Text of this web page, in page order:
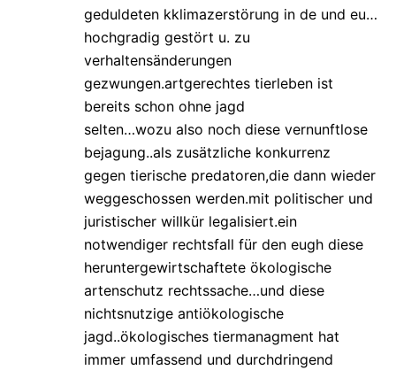
geduldeten kklimazerstörung in de und eu…
hochgradig gestört u. zu
verhaltensänderungen
gezwungen.artgerechtes tierleben ist
bereits schon ohne jagd
selten…wozu also noch diese vernunftlose
bejagung..als zusätzliche konkurrenz
gegen tierische predatoren,die dann wieder
weggeschossen werden.mit politischer und
juristischer willkür legalisiert.ein
notwendiger rechtsfall für den eugh diese
heruntergewirtschaftete ökologische
artenschutz rechtssache…und diese
nichtsnutzige antiökologische
jagd..ökologisches tiermanagment hat
immer umfassend und durchdringend